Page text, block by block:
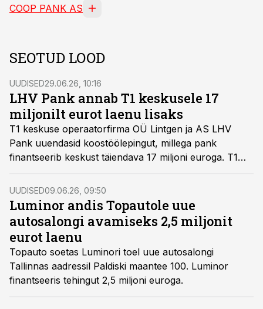
COOP PANK AS
SEOTUD LOOD
UUDISED29.06.26, 10:16
LHV Pank annab T1 keskusele 17
miljonilt eurot laenu lisaks
T1 keskuse operaatorfirma OÜ Lintgen ja AS LHV
Pank uuendasid koostöölepingut, millega pank
finantseerib keskust täiendava 17 miljoni euroga. T1
laenumaht ulatub nüüd ligi 30 miljoni euroni.
UUDISED09.06.26, 09:50
Luminor andis Topautole uue
autosalongi avamiseks 2,5 miljonit
eurot laenu
Topauto soetas Luminori toel uue autosalongi
Tallinnas aadressil Paldiski maantee 100. Luminor
finantseeris tehingut 2,5 miljoni euroga.